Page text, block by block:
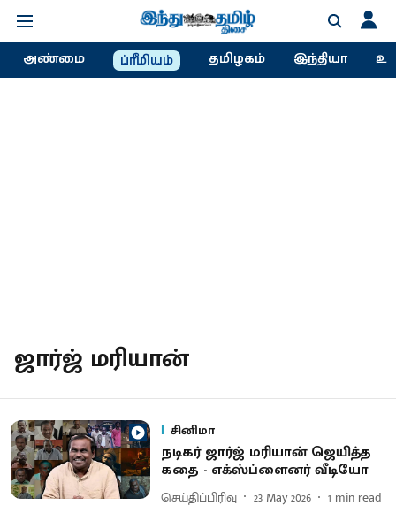
அண்மை ப்ரீமியம் தமிழகம் இந்தியா
ஜார்ஜ் மரியான்
சினிமா
நடிகர் ஜார்ஜ் மரியான் ஜெயித்த
கதை - எக்ஸ்ப்ளைனர் வீடியோ
செய்திப்பிரிவு 23 May 2026 1 min read